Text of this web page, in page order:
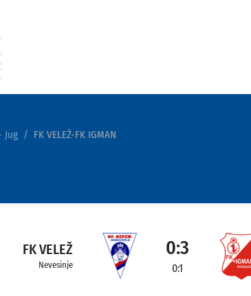
Jug FK VELEŽ-FK IGMAN
FK VELEŽ
Nevesinje
0:3
0:1